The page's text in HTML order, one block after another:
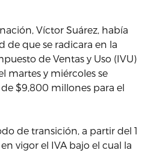
Víctor Suárez, había
de que se radicara en la
de Ventas y Uso (IVU)
martes y miércoles se
$9,800 millones para el
de transición, a partir del 1
vigor el IVA bajo el cual la